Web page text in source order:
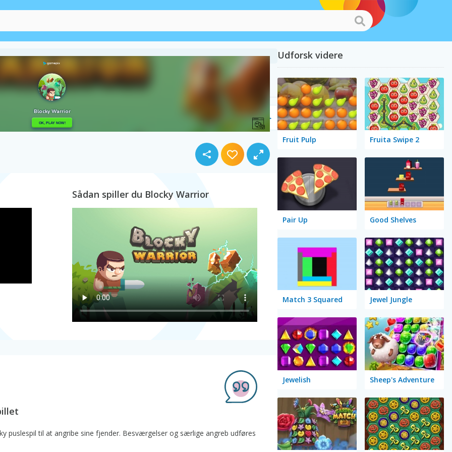
Juvel Zuma
Sådan spiller du Blocky Warrior
puslespil til at angribe sine fjender. Besværgelser og særlige angreb udføres
Udforsk videre
Fruit Pulp Fruita Swipe 2
Pair Up Good Shelves
Match 3 Squared Jewel Jungle
Jewelish Sheep's Adventure